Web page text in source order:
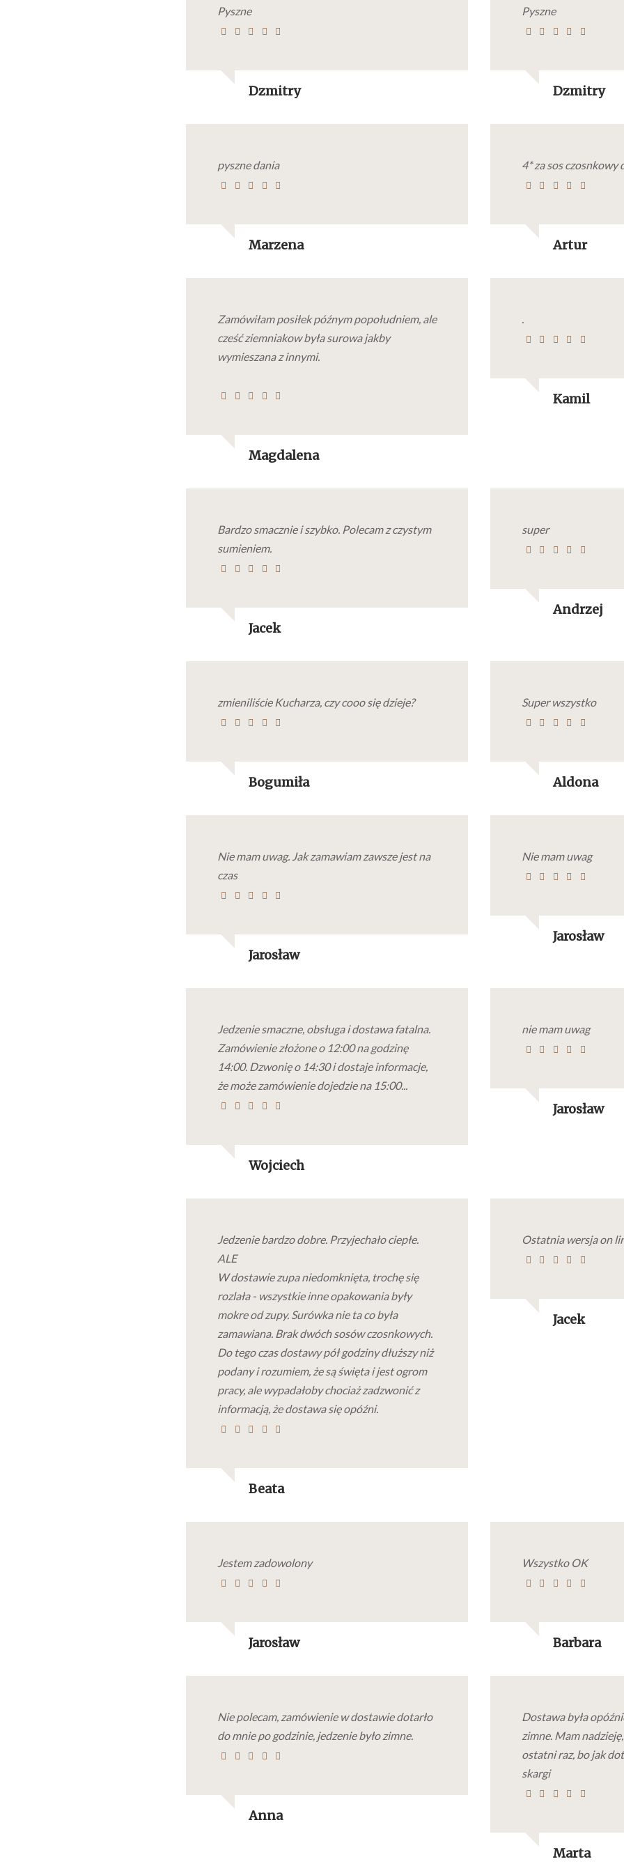
Pyszne
Dzmitry
Pyszne
Dzmitry
pyszne dania
Marzena
4* za sos czosnkowy
Artur
Zamówiłam posiłek późnym popołudniem, ale
cześć ziemniakow była surowa jakby
wymieszana z innymi.
Magdalena
.
Kamil
Bardzo smacznie i szybko. Polecam z czystym
sumieniem.
Jacek
super
Andrzej
zmieniliście Kucharza, czy cooo się dzieje?
Bogumiła
Super wszystko
Aldona
Nie mam uwag. Jak zamawiam zawsze jest na
czas
Jarosław
Nie mam uwag
Jarosław
Jedzenie smaczne, obsługa i dostawa fatalna.
Zamówienie złożone o 12:00 na godzinę
14:00. Dzwonię o 14:30 i dostaje informacje,
że może zamówienie dojedzie na 15:00...
Wojciech
nie mam uwag
Jarosław
Jedzenie bardzo dobre. Przyjechało ciepłe.
ALE
W dostawie zupa niedomknięta, trochę się
rozlała - wszystkie inne opakowania były
mokre od zupy. Surówka nie ta co była
zamawiana. Brak dwóch sosów czosnkowych.
Do tego czas dostawy pół godziny dłuższy niż
podany i rozumiem, że są święta i jest ogrom
pracy, ale wypadałoby chociaż zadzwonić z
informacją, że dostawa się opóźni.
Beata
Ostatnia wersja on
Jacek
Jestem zadowolony
Jarosław
Wszystko OK
Barbara
Nie polecam, zamówienie w dostawie dotarło
do mnie po godzinie, jedzenie było zimne.
Anna
Dostawa była
zimne. Mam
ostatni raz, bo jak
skargi
Marta